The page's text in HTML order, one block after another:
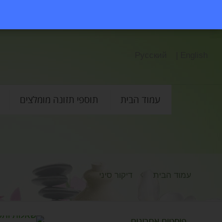
עמוד הבית תוספי תזונה מומלצים
עמוד הבית דיקור סיני